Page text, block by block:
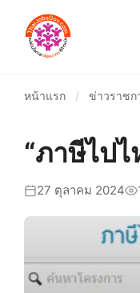
หน้าแรก / ข่าวราชก
“ภาษีไป
27 ตุลาคม 2024